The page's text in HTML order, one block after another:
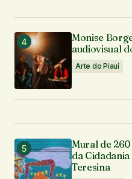
Monise
audiovisual
Arte do Piauí
Mural de
da
Teresina